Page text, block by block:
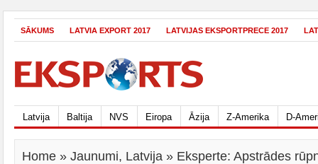
SĀKUMS LATVIA EXPORT 2017 LATVIJAS EKSPORTPRECE 2017
Latvija Baltija NVS Eiropa Āzija Z-Amerika D-
Home » Jaunumi, Latvija » Eksperte: Apstrādes